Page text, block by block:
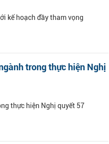
kế hoạch đầy tham vọng
trong thực hiện Nghị
thực hiện Nghị quyết 57